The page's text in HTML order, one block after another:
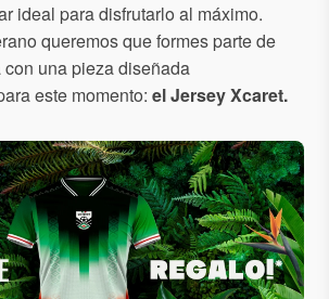
ideal para disfrutarlo al máximo.
queremos que formes parte de
una pieza diseñada
este momento: el Jersey Xcaret.